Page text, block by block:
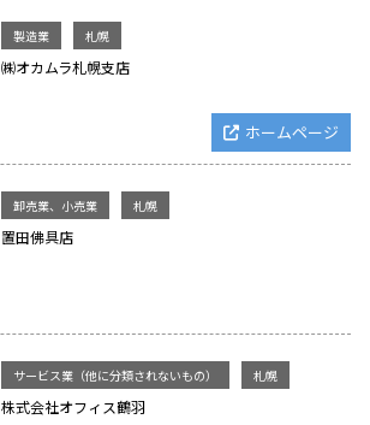
製造業 札幌
㈱オカムラ札幌支店
ホームページ
卸売業、小売業 札幌
置田佛具店
サービス業（他に分類されないもの） 札幌
株式会社オフィス鶴羽